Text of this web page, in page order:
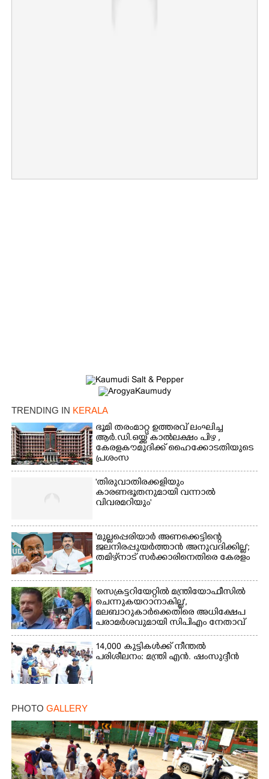
TRENDING IN KERALA
ഭൂമി തരംമാറ്റ ഉത്തരവ് ലംഘിച്ച
ആർ.ഡി.ഒയ്ക്ക് കാൽലക്ഷം പിഴ ,​
കേരളകൗമുദിക്ക് ഹൈക്കോടതിയുടെ
പ്രശംസ
'തിരുവാതിരക്കളിയും
കാരണഭൂതനുമായി വന്നാൽ
വിവരമറിയും '
'മുല്ലപ്പെരിയാർ അണക്കെട്ടിന്റെ
ജലനിരപ്പുയർത്താൻ അനുവദിക്കില്ല';
തമിഴ്‌നാട് സർക്കാരിനെതിരെ കേരളം
'സെക്രട്ടറിയേറ്റിൽ മന്ത്രിയോഫീസിൽ
ചെന്നുകയറാനാകില്ല',
മലബാറുകാർക്കെതിരെ അധിക്ഷേപ
പരാമർശവുമായി സിപിഎം നേതാവ്‌
14,000 കുട്ടികൾക്ക് നീന്തൽ
പരിശീലനം: മന്ത്രി എൻ. ഷംസുദ്ദീൻ
PHOTO GALLERY